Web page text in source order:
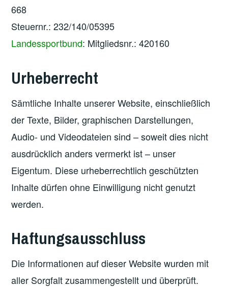
668
Steuernr.: 232/140/05395
Landessportbund: Mitgliedsnr.: 420160
Urheberrecht
Sämtliche Inhalte unserer Website, einschließlich
der Texte, Bilder, graphischen Darstellungen,
Audio- und Videodateien sind – soweit dies nicht
ausdrücklich anders vermerkt ist – unser
Eigentum. Diese urheberrechtlich geschützten
Inhalte dürfen ohne Einwilligung nicht genutzt
werden.
Haftungsausschluss
Die Informationen auf dieser Website wurden mit
aller Sorgfalt zusammengestellt und überprüft.